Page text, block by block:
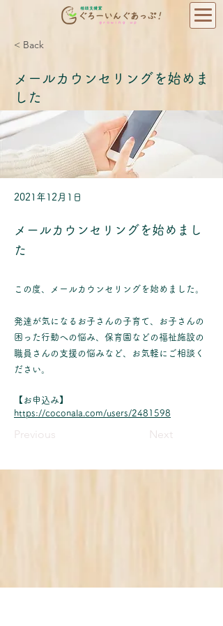
< Back
メールカウンセリングを始めま
した
2021年12月1日
メールカウンセリングを始めまし
た
この度、メールカウンセリングを始めました。
発達が気になるお子さんの子育て、お子さんの
困った行動への悩み、保育園などの福祉施設の
職員さんの支援の悩みなど、お気軽にご相談く
ださい。
【お申込み】
https://coconala.com/users/2481598
Previous Next